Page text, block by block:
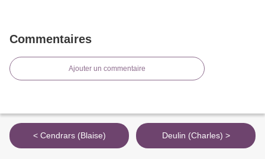
Commentaires
Ajouter un commentaire
< Cendrars (Blaise) Deulin (Charles) >